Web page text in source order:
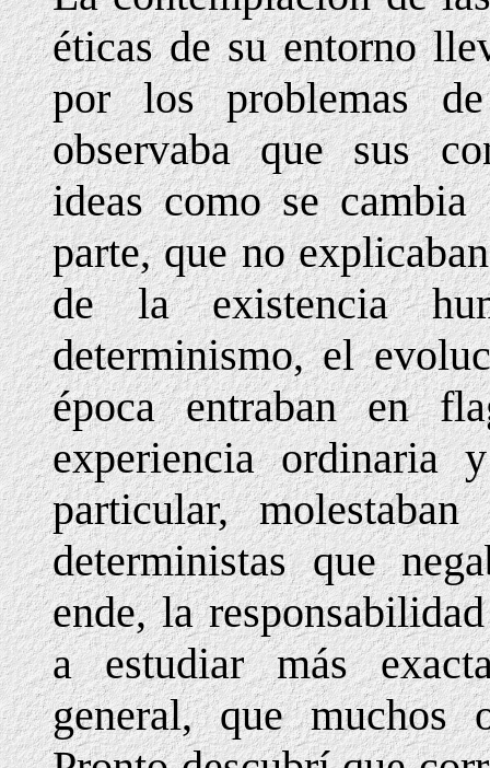
éticas de su entorno
por los problemas
observaba que sus
ideas como se
parte, que no
de la existencia
determinismo, el
época entraban en
experiencia ordinaria
particular,
deterministas que
ende, la
a estudiar más
general, que muchos